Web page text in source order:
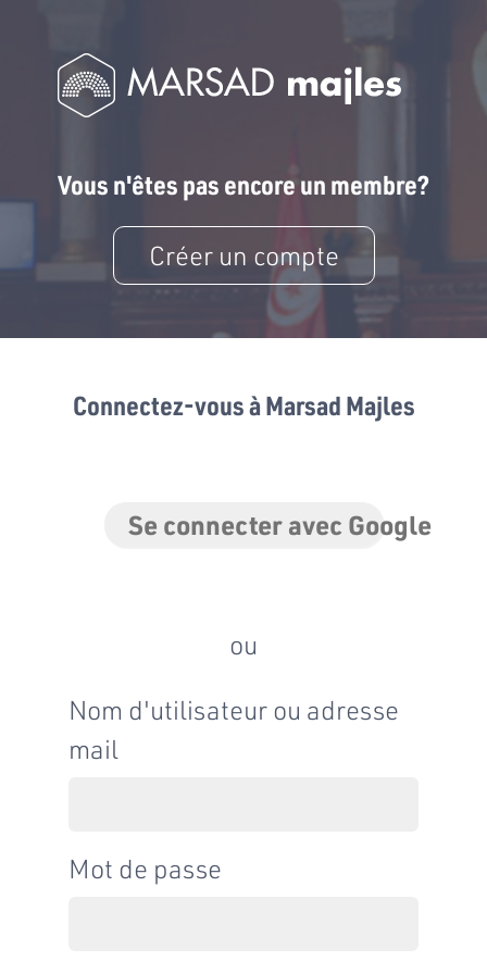
Vous n'êtes pas encore un membre?
Créer un compte
Connectez-vous à Marsad Majles
Se connecter avec Google
ou
Nom d'utilisateur ou adresse
mail
Mot de passe